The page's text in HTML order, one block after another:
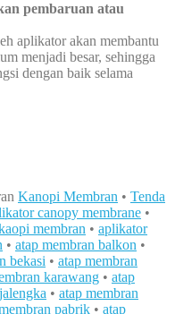
pembaruan atau
aplikator akan membantu
menjadi besar, sehingga
dengan baik selama
Kanopi Membran • Tenda
canopy membrane •
membran • aplikator
• atap membran balkon •
bekasi • atap membran
karawang • atap
• atap membran
pabrik • atap